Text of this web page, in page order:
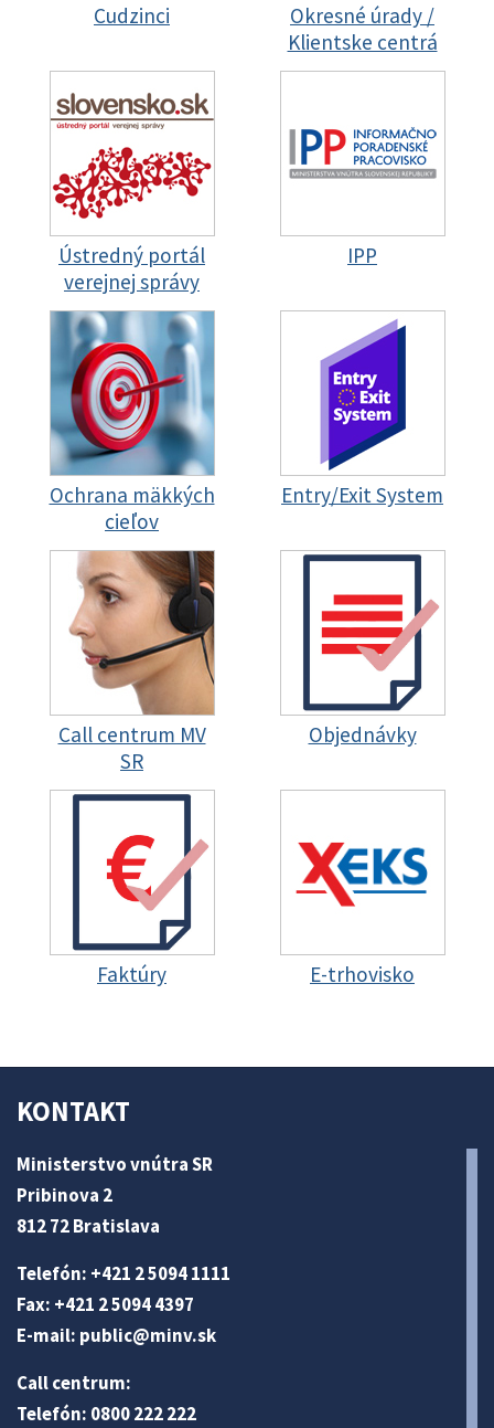
Cudzinci
Okresné úrady /
Klientske centrá
Ústredný portál
verejnej správy
IPP
Ochrana mäkkých
cieľov
Entry/Exit System
Call centrum MV
SR
Objednávky
Faktúry E-trhovisko
KONTAKT
Ministerstvo vnútra SR
Pribinova 2
812 72 Bratislava
Telefón: +421 2 5094 1111
Fax: +421 2 5094 4397
E-mail: public@minv.sk
Call centrum:
Telefón: 0800 222 222